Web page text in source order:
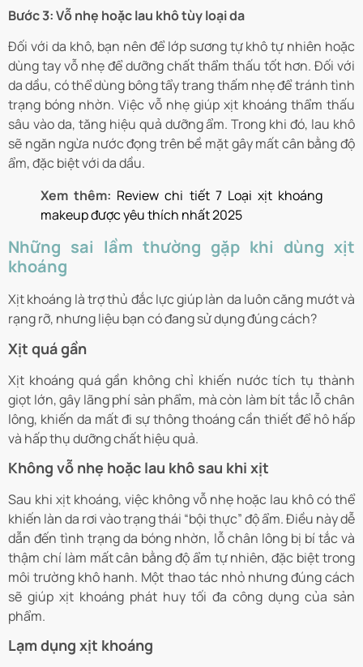
Bước 3: Vỗ nhẹ hoặc lau khô tùy loại da
Đối với da khô, bạn nên để lớp sương tự khô tự nhiên hoặc
dùng tay vỗ nhẹ để dưỡng chất thẩm thấu tốt hơn. Đối với
da dầu, có thể dùng bông tẩy trang thấm nhẹ để tránh tình
trạng bóng nhờn. Việc vỗ nhẹ giúp xịt khoáng thẩm thấu
sâu vào da, tăng hiệu quả dưỡng ẩm. Trong khi đó, lau khô
sẽ ngăn ngừa nước đọng trên bề mặt gây mất cân bằng độ
ẩm, đặc biệt với da dầu.
Xem thêm: Review chi tiết 7 Loại xịt khoáng
makeup được yêu thích nhất 2025
Những sai lầm thường gặp khi dùng xịt
khoáng
Xịt khoáng là trợ thủ đắc lực giúp làn da luôn căng mướt và
rạng rỡ, nhưng liệu bạn có đang sử dụng đúng cách?
Xịt quá gần
Xịt khoáng quá gần không chỉ khiến nước tích tụ thành
giọt lớn, gây lãng phí sản phẩm, mà còn làm bít tắc lỗ chân
lông, khiến da mất đi sự thông thoáng cần thiết để hô hấp
và hấp thụ dưỡng chất hiệu quả.
Không vỗ nhẹ hoặc lau khô sau khi xịt
Sau khi xịt khoáng, việc không vỗ nhẹ hoặc lau khô có thể
khiến làn da rơi vào trạng thái “bội thực” độ ẩm. Điều này dễ
dẫn đến tình trạng da bóng nhờn, lỗ chân lông bị bí tắc và
thậm chí làm mất cân bằng độ ẩm tự nhiên, đặc biệt trong
môi trường khô hanh. Một thao tác nhỏ nhưng đúng cách
sẽ giúp xịt khoáng phát huy tối đa công dụng của sản
phẩm.
Lạm dụng xịt khoáng